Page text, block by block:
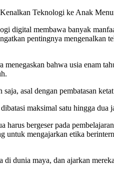
digital membawa banyak
pentingnya mengenalkan
bahwa usia enam
asal dengan pembatasan
maksimal satu hingga
harus bergeser pada
untuk mengajarkan etika
dunia maya, dan ajarkan